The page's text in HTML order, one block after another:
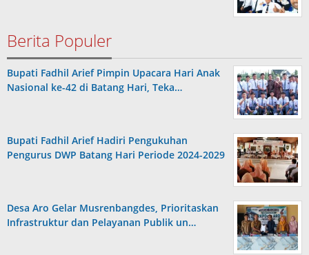
Berita Populer
Bupati Fadhil Arief Pimpin Upacara Hari Anak
Nasional ke-42 di Batang Hari, Teka…
Bupati Fadhil Arief Hadiri Pengukuhan
Pengurus DWP Batang Hari Periode 2024-2029
Desa Aro Gelar Musrenbangdes, Prioritaskan
Infrastruktur dan Pelayanan Publik un…